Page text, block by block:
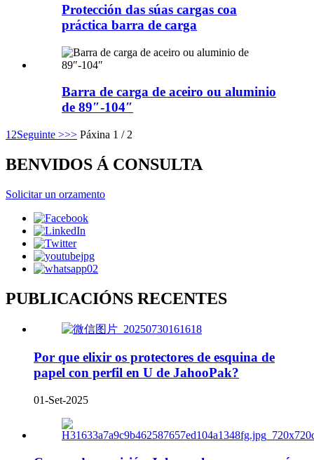
Protección das súas cargas coa
práctica barra de carga
Barra de carga de aceiro ou aluminio
de 89″-104″
1 2Seguinte >>> Páxina 1 / 2
BENVIDOS Á CONSULTA
Solicitar un orzamento
PUBLICACIÓNS RECENTES
Por que elixir os protectores de esquina de
papel con perfil en U de JahooPak?
01-Set-2025